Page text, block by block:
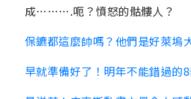
成……….呃？憤怒的骷髏人？
保鑣都這麼帥嗎？他們是好萊塢
早就準備好了！明年不能錯過的